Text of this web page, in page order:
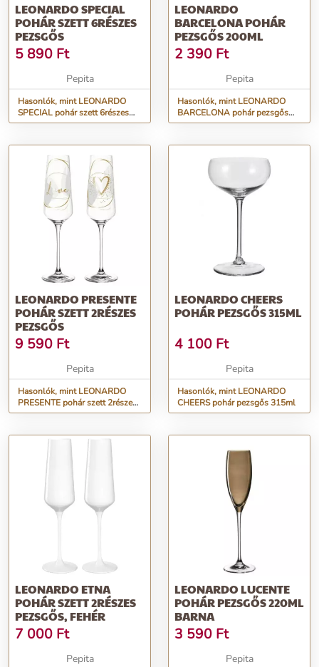
LEONARDO SPECIAL
POHÁR SZETT 6RÉSZES
PEZSGŐS
5 890 Ft
Pepita
Hasonlók, mint LEONARDO
SPECIAL pohár szett 6részes
pezsgős
LEONARDO
BARCELONA POHÁR
PEZSGŐS 200ML
2 390 Ft
Pepita
Hasonlók, mint LEONARDO
BARCELONA pohár pezsgős
200ml
LEONARDO PRESENTE
POHÁR SZETT 2RÉSZES
PEZSGŐS
9 590 Ft
Pepita
Hasonlók, mint LEONARDO
PRESENTE pohár szett 2részes
pezsgős
LEONARDO CHEERS
POHÁR PEZSGŐS 315ML
4 100 Ft
Pepita
Hasonlók, mint LEONARDO
CHEERS pohár pezsgős 315ml
LEONARDO ETNA
POHÁR SZETT 2RÉSZES
PEZSGŐS, FEHÉR
7 000 Ft
Pepita
LEONARDO LUCENTE
POHÁR PEZSGŐS 220ML
BARNA
3 590 Ft
Pepita